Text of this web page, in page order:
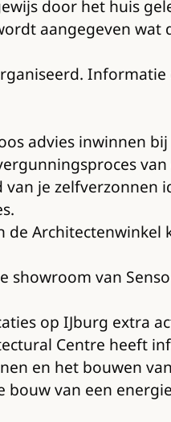
door het huis
aangegeven
advies inwinnen
je
de
van
op IJburg extra
Centre heeft
en het bouwen
van een